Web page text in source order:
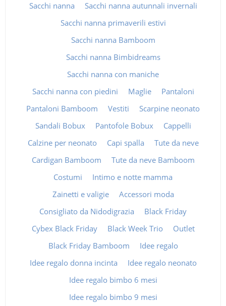
Sacchi nanna
Sacchi nanna autunnali invernali
Sacchi nanna primaverili estivi
Sacchi nanna Bamboom
Sacchi nanna Bimbidreams
Sacchi nanna con maniche
Sacchi nanna con piedini
Maglie
Pantaloni
Pantaloni Bamboom
Vestiti
Scarpine neonato
Sandali Bobux
Pantofole Bobux
Cappelli
Calzine per neonato
Capi spalla
Tute da neve
Cardigan Bamboom
Tute da neve Bamboom
Costumi
Intimo e notte mamma
Zainetti e valigie
Accessori moda
Consigliato da Nidodigrazia
Black Friday
Cybex Black Friday
Black Week Trio
Outlet
Black Friday Bamboom
Idee regalo
Idee regalo donna incinta
Idee regalo neonato
Idee regalo bimbo 6 mesi
Idee regalo bimbo 9 mesi